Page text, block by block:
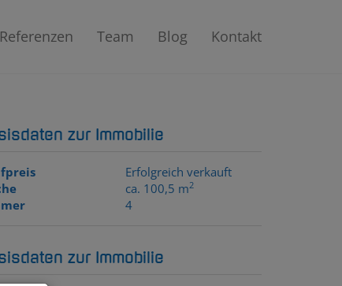
Referenzen Team Blog Kontakt
zur Immobilie
Erfolgreich verkauft
ca. 100,5 m2
4
zur Immobilie